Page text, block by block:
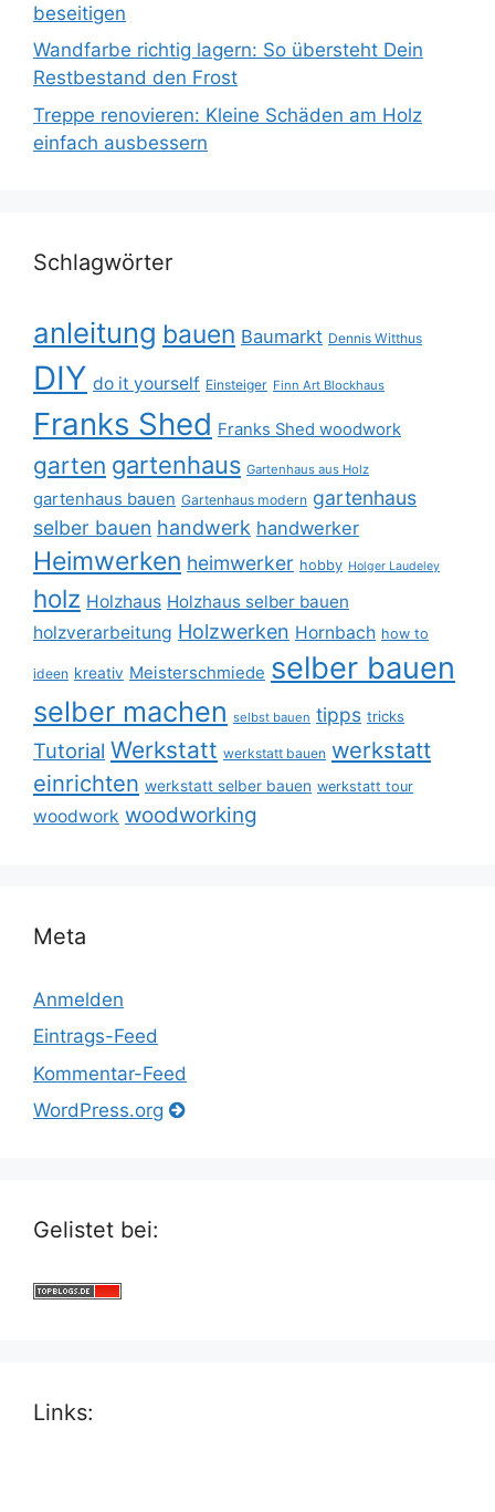
beseitigen
Wandfarbe richtig lagern: So übersteht Dein
Restbestand den Frost
Treppe renovieren: Kleine Schäden am Holz
einfach ausbessern
Schlagwörter
anleitung bauen Baumarkt Dennis Witthus
DIY do it yourself Einsteiger Finn Art Blockhaus
Franks Shed Franks Shed woodwork
garten gartenhaus Gartenhaus aus Holz
gartenhaus bauen Gartenhaus modern gartenhaus
selber bauen handwerk handwerker
Heimwerken heimwerker hobby Holger Laudeley
holz Holzhaus Holzhaus selber bauen
holzverarbeitung Holzwerken Hornbach how to
ideen kreativ Meisterschmiede selber bauen
selber machen selbst bauen tipps tricks
Tutorial Werkstatt werkstatt bauen werkstatt
einrichten werkstatt selber bauen werkstatt tour
woodwork woodworking
Meta
Anmelden
Eintrags-Feed
Kommentar-Feed
WordPress.org
Gelistet bei:
Links: